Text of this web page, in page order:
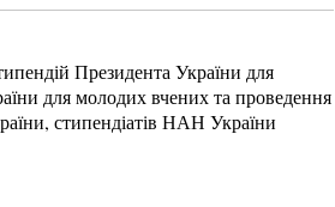
Президента України для
для молодих вчених та проведення
стипендіатів НАН України